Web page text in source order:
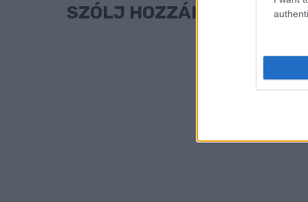
SZÓLJ HOZZÁ!